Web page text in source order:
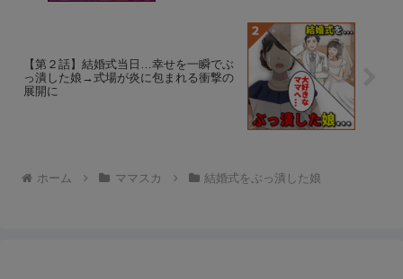
【第２話】結婚式当日…幸せを一瞬でぶ
っ潰した娘→式場が炎に包まれる衝撃の
展開に
ホーム ママスカ 結婚式をぶっ潰した娘